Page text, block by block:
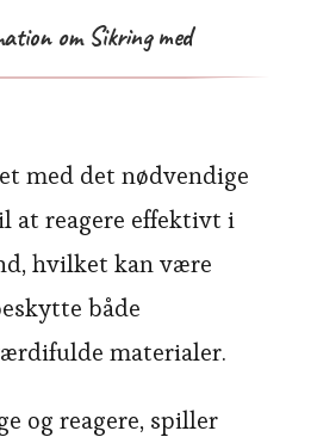
om Sikring med
med det nødvendige
at reagere effektivt i
hvilket kan være
både
materialer.
og reagere, spiller